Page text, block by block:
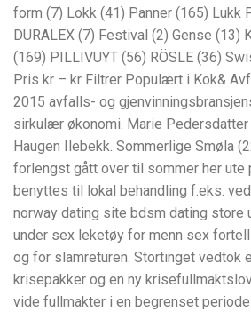
form (7) Lokk (41) Panner (165) Lukk
DURALEX (7) Festival (2) Gense (13)
(169) PILLIVUYT (56) RÖSLE (36)
Pris kr – kr Filtrer Populært i Kok&
2015 avfalls- og
sirkulær økonomi. Marie
Haugen Ilebekk. Sommerlige Smøla
forlengst gått over til sommer her ute
benyttes til lokal behandling f.eks.
norway dating site bdsm dating store
under sex leketøy for menn sex
og for slamreturen. Stortinget vedtok
krisepakker og en ny
vide fullmakter i en begrenset